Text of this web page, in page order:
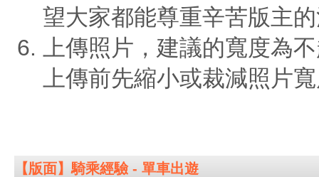
望大家都能尊重辛苦版主
上傳照片，建議的寬度為
上傳前先縮小或裁減照片
【版面】騎乘經驗 - 單車出遊